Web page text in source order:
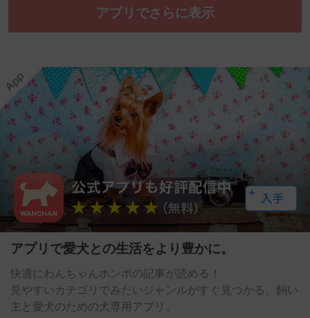
アプリでさらに表示
アプリで愛犬との生活をより豊かに。
快適にわんちゃんホンポの記事が読める！
見やすいカテゴリでみたいジャンルがすぐ見つかる。飼い
主と愛犬のための犬専用アプリ。